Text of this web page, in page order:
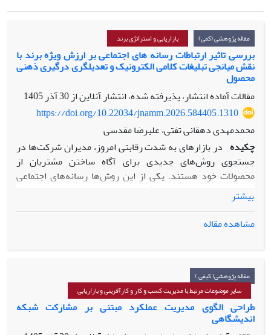
مقاله پژوهشی (کمی) بازاریابی و استراتژی برند
بررسی تاثیر ارتباطات رسانه های اجتماعی بر ارزش ویژه برند با
نقش میانجی تبلیغات کلامی الکترونیک و تعدیلگری درگیری ذهنی
محصول
مقالات آماده انتشار، پذیرفته شده، انتشار آنلاین از30 آذر 1405
https://doi.org/10.22034/jnamm.2026.584405.1310
محمدمهدی دهقانی تفتی، علیرضا مقدسی
چکیده در بازارهای به شدت رقابتی امروز، مدیران شرکت‌ها در
جستجوی روش‌های جدیدی برای آگاه ساختن مشتریان از
محصولات خود هستند. یکی از این روش‌ها رسانه‌های اجتماعی
است که موجبات تحول بزرگی در حوزه‌ کسب و کار و بازاریابی
الکترونیک شده است. لذا هدف این تحقیق بررسی تاثیر ارتباطات
رسانه های اجتماعی بر ارزش ویژه برند با میانجی گری تبلیغات
پژوهش از حیث هدف کاربردی و از نظر روش اجرا، پیمایشی است.
جامعه آماری تحقیق حاضر، تمامی مشتریان فرآورده های لبنی
استان یزد هستند که حداقل یک سال از آن محصولات استفاده
کرده و در رسانه های اجتماعی حضور دارندکه به روش
نمونه‌گیری در دسترس انتخاب شده اند. ابزار جمع‌آوری داده‌ها
پرسشنامه‌ی استاندارد برگرفته از پژوهش لین و همکاران
بیشتر
مشاهده مقاله
مقاله پژوهشی( کیفی )
سایر موضوعات مرتبط با مدیریت کسب و کار و کارآفرینی و بازاریابی
طراحی الگوی مدیریت عملکرد مبتنی بر مشارکت شبکه
اندیشگاهی